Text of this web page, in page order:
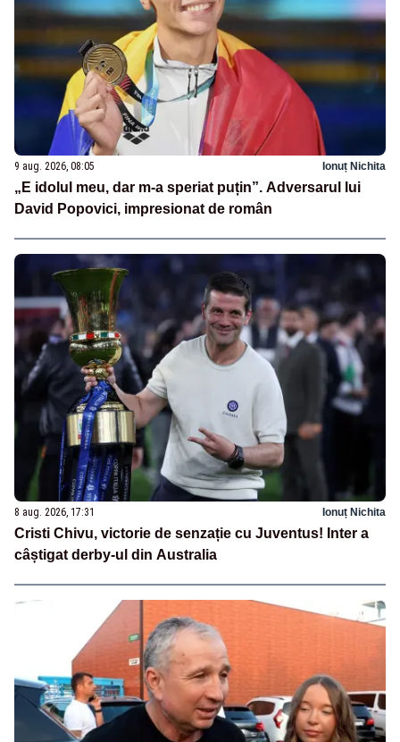
9 aug. 2026, 08:05 Ionuț Nichita
„E idolul meu, dar m-a speriat puțin”. Adversarul lui
David Popovici, impresionat de român
8 aug. 2026, 17:31 Ionuț Nichita
Cristi Chivu, victorie de senzație cu Juventus! Inter a
câștigat derby-ul din Australia